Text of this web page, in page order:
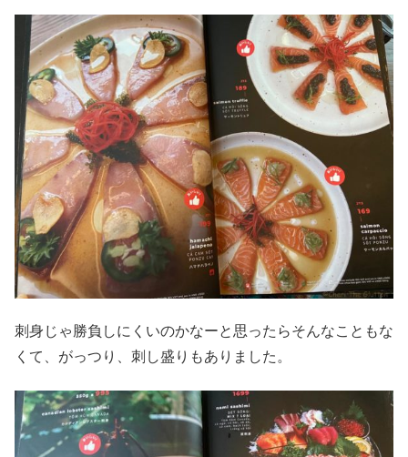
刺身じゃ勝負しにくいのかなーと思ったらそんなこともな
くて、がっつり、刺し盛りもありました。